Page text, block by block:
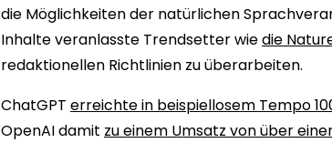
die Möglichkeiten der natürlichen
Inhalte veranlasste Trendsetter wiedie
redaktionellen Richtlinien zu überarbeiten.
ChatGPT erreichte in beispiellosem Tempo
OpenAI damit zu einem Umsatz von über